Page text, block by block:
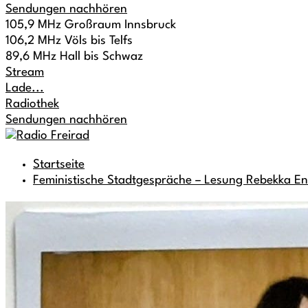
Sendungen nachhören
105,9 MHz Großraum Innsbruck
106,2 MHz Völs bis Telfs
89,6 MHz Hall bis Schwaz
Stream
Lade...
Radiothek
Sendungen nachhören
Startseite
Feministische Stadtgespräche – Lesung Rebekka